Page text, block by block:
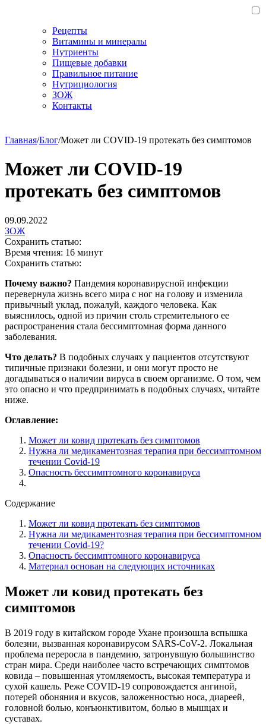
Рецепты
Витамины и минералы
Нутриенты
Пищевые добавки
Правильное питание
Нутрициология
ЗОЖ
Контакты
Главная/Блог/Может ли COVID-19 протекать без симптомов
Может ли COVID-19
протекать без симптомов
09.09.2022
ЗОЖ
Сохранить статью:
Время чтения: 16 минут
Сохранить статью:
Почему важно? Пандемия коронавирусной инфекции
перевернула жизнь всего мира с ног на голову и изменила
привычный уклад, пожалуй, каждого человека. Как
выяснилось, одной из причин столь стремительного ее
распространения стала бессимптомная форма данного
заболевания.
Что делать? В подобных случаях у пациентов отсутствуют
типичные признаки болезни, и они могут просто не
догадываться о наличии вируса в своем организме. О том, чем
это опасно и что предпринимать в подобных случаях, читайте
ниже.
Оглавление:
Может ли ковид протекать без симптомов
Нужна ли медикаментозная терапия при бессимптомном
течении Covid-19
Опасность бессимптомного коронавируса
Содержание
Может ли ковид протекать без симптомов
Нужна ли медикаментозная терапия при бессимптомном
течении Covid-19?
Опасность бессимптомного коронавируса
Материал основан на следующих источниках
Может ли ковид протекать без
симптомов
В 2019 году в китайском городе Ухане произошла вспышка
болезни, вызванная коронавирусом SARS-CoV-2. Локальная
проблема переросла в пандемию, затронувшую большинство
стран мира. Среди наиболее часто встречающих симптомов
ковида – повышенная утомляемость, высокая температура и
сухой кашель. Реже COVID-19 сопровождается ангиной,
потерей обоняния и вкусов, заложенностью носа, диареей,
головной болью, конъюнктивитом, болью в мышцах и
суставах.